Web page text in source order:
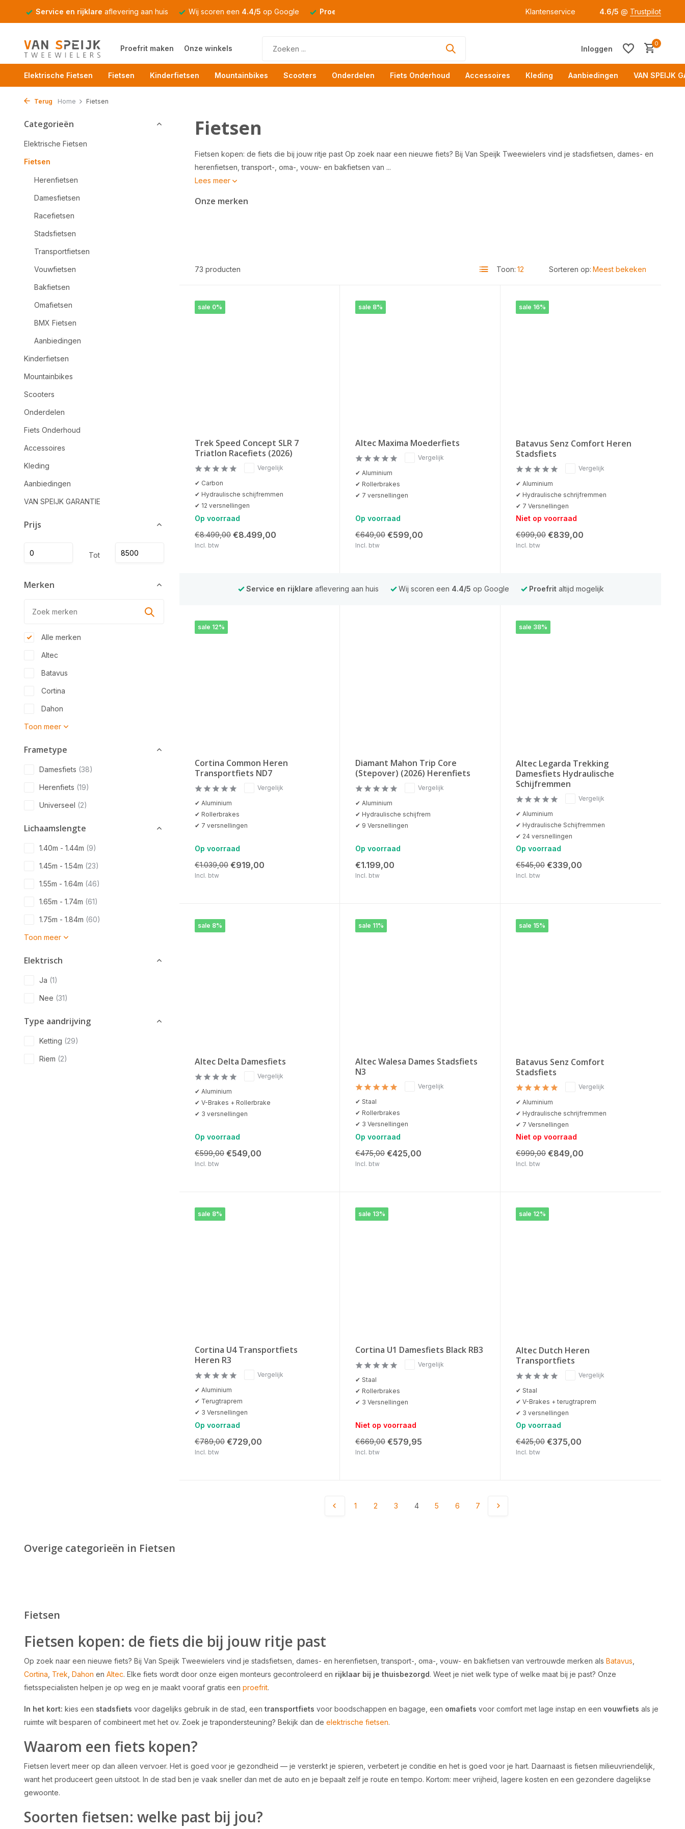
Service en rijklare aflevering aan huis Wij scoren een 4.4/5 op Google Proefrit Klantenservice 4.6/5 @ Trustpilot
Proefrit maken Onze winkels Inloggen
0
Elektrische Fietsen Fietsen Kinderfietsen Mountainbikes Scooters Onderdelen Fiets Onderhoud Accessoires Kleding Aanbiedingen VAN SPEIJK
Terug Home Fietsen
Categorieën
Elektrische Fietsen
Fietsen
Herenfietsen
Damesfietsen
Racefietsen
Stadsfietsen
Transportfietsen
Vouwfietsen
Bakfietsen
Omafietsen
BMX Fietsen
Aanbiedingen
Kinderfietsen
Mountainbikes
Scooters
Onderdelen
Fiets Onderhoud
Accessoires
Kleding
Aanbiedingen
VAN SPEIJK GARANTIE
Prijs
Tot
Merken
Alle merken
Altec
Batavus
Cortina
Dahon
Toon meer
Frametype
Damesfiets (38)
Herenfiets (19)
Universeel (2)
Lichaamslengte
1.40m - 1.44m (9)
1.45m - 1.54m (23)
1.55m - 1.64m (46)
1.65m - 1.74m (61)
1.75m - 1.84m (60)
Toon meer
Elektrisch
Ja (1)
Nee (31)
Type aandrijving
Ketting (29)
Riem (2)
Fietsen
Fietsen kopen: de fiets die bij jouw ritje past Op zoek naar een nieuwe fiets? Bij Van Speijk Tweewielers vind je stadsfietsen, dames- en
herenfietsen, transport-, oma-, vouw- en bakfietsen van ...
Lees meer
Onze merken
73 producten Toon: Sorteren op:
sale 0%
Trek Speed Concept SLR 7
Triatlon Racefiets (2026)
Vergelijk
✔ Carbon
✔ Hydraulische schijfremmen
✔ 12 versnellingen
Op voorraad
€8.499,00 €8.499,00
Incl. btw
sale 8%
Altec Maxima Moederfiets
Vergelijk
✔ Aluminium
✔ Rollerbrakes
✔ 7 versnellingen
Op voorraad
€649,00 €599,00
Incl. btw
sale 16%
Batavus Senz Comfort Heren
Stadsfiets
Vergelijk
✔ Aluminium
✔ Hydraulische schrijfremmen
✔ 7 Versnellingen
Niet op voorraad
€999,00 €839,00
Incl. btw
Service en rijklare aflevering aan huis Wij scoren een 4.4/5 op Google Proefrit altijd mogelijk
sale 12%
Cortina Common Heren
Transportfiets ND7
Vergelijk
✔ Aluminium
✔ Rollerbrakes
✔ 7 versnellingen
Op voorraad
€1.039,00 €919,00
Incl. btw
Diamant Mahon Trip Core
(Stepover) (2026) Herenfiets
Vergelijk
✔ Aluminium
✔ Hydraulische schijfrem
✔ 9 Versnellingen
Op voorraad
€1.199,00
Incl. btw
sale 38%
Altec Legarda Trekking
Damesfiets Hydraulische
Schijfremmen
Vergelijk
✔ Aluminium
✔ Hydraulische Schijfremmen
✔ 24 versnellingen
Op voorraad
€545,00 €339,00
Incl. btw
sale 8%
Altec Delta Damesfiets
Vergelijk
✔ Aluminium
✔ V-Brakes + Rollerbrake
✔ 3 versnellingen
Op voorraad
€599,00 €549,00
Incl. btw
sale 11%
Altec Walesa Dames Stadsfiets
N3
Vergelijk
✔ Staal
✔ Rollerbrakes
✔ 3 Versnellingen
Op voorraad
€475,00 €425,00
Incl. btw
sale 15%
Batavus Senz Comfort
Stadsfiets
Vergelijk
✔ Aluminium
✔ Hydraulische schrijfremmen
✔ 7 Versnellingen
Niet op voorraad
€999,00 €849,00
Incl. btw
sale 8%
Cortina U4 Transportfiets
Heren R3
Vergelijk
✔ Aluminium
✔ Terugtraprem
✔ 3 Versnellingen
Op voorraad
€789,00 €729,00
Incl. btw
sale 13%
Cortina U1 Damesfiets Black RB3
Vergelijk
✔ Staal
✔ Rollerbrakes
✔ 3 Versnellingen
Niet op voorraad
€669,00 €579,95
Incl. btw
sale 12%
Altec Dutch Heren
Transportfiets
Vergelijk
✔ Staal
✔ V-Brakes + terugtraprem
✔ 3 versnellingen
Op voorraad
€425,00 €375,00
Incl. btw
1 2 3 4 5 6 7
Overige categorieën in Fietsen
Fietsen
Fietsen kopen: de fiets die bij jouw ritje past
Op zoek naar een nieuwe fiets? Bij Van Speijk Tweewielers vind je stadsfietsen, dames- en herenfietsen, transport-, oma-, vouw- en bakfietsen van vertrouwde merken als Batavus
Cortina Trek Dahon en Altec. Elke fiets wordt door onze eigen monteurs gecontroleerd en rijklaar bij je thuisbezorgd. Weet je niet welk type of welke maat bij je past? Onze
fietsspecialisten helpen je op weg en je maakt vooraf gratis een proefrit.
In het kort: kies een stadsfiets voor dagelijks gebruik in de stad, een transportfiets voor boodschappen en bagage, een omafiets voor comfort met lage instap en een vouwfiets als je
ruimte wilt besparen of combineert met het ov. Zoek je trapondersteuning? Bekijk dan de elektrische fietsen.
Waarom een fiets kopen?
Fietsen levert meer op dan alleen vervoer. Het is goed voor je gezondheid — je versterkt je spieren, verbetert je conditie en het is goed voor je hart. Daarnaast is fietsen milieuvriendelijk,
want het produceert geen uitstoot. In de stad ben je vaak sneller dan met de auto en je bepaalt zelf je route en tempo. Kortom: meer vrijheid, lagere kosten en een gezondere dagelijkse
gewoonte.
Soorten fietsen: welke past bij jou?